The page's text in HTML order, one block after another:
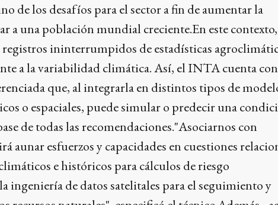
de los desafíos para el sector a fin de aumentar la
a una población mundial creciente.En este contexto,
registros ininterrumpidos de estadísticas
a la variabilidad climática. Así, el INTA cuenta
que, al integrarla en distintos tipos de
o espaciales, puede simular o predecir una
de todas las recomendaciones."Asociarnos con
aunar esfuerzos y capacidades en cuestiones
e históricos para cálculos de riesgo
ingeniería de datos satelitales para el seguimiento y